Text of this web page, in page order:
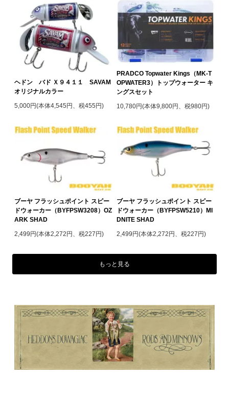
ヘドン バド Ｘ９４１１ SAVAM
オリジナルカラー
5,000円(本体4,545円、税455円)
PRADCO Topwater Kings（MK-T
OPWATER3）トップウォーター キ
ングスセット
10,780円(本体9,800円、税980円)
ブーヤ フラッシュポイント スピー
ドウォーカー（BYFPSW3208）OZ
ARK SHAD
2,499円(本体2,272円、税227円)
ブーヤ フラッシュポイント スピー
ドウォーカー（BYFPSW5210）MI
DNITE SHAD
2,499円(本体2,272円、税227円)
もっと見る